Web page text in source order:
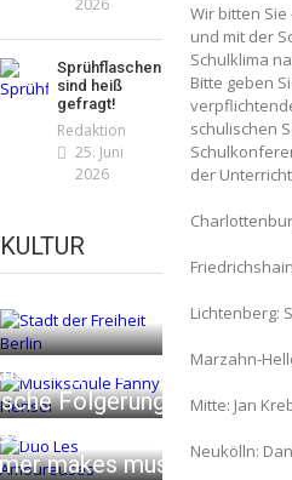
Wir bitten
und mit der
Schulklima
Bitte geben
schulischen
der
Lichtenberg:
Marzahn-
Mitte: Jan
Neukölln:
Sprühflaschen
sind heiß
gefragt!
Redaktion
25. Juni
2026
KULTUR
Trauer und
Folgerungen
la Musique 2026 –
makes music